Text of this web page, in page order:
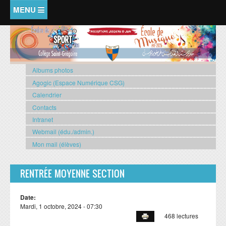
ACCUEIL
COMITÉ DES PARENTS
COMPLÉMENTAIRE
Agenda scolaire (Complémentaire)
Délégués
Horaire des classes
Menu de la cantine
PRIMAIRE 2
Albums photos
Agogic (Espace Numérique CSG)
Calendrier
Contacts
Intranet
Webmail (édu./admin.)
Mon mail (élèves)
RENTRÉE MOYENNE SECTION
Date:
Mardi, 1 octobre, 2024 - 07:30
468 lectures